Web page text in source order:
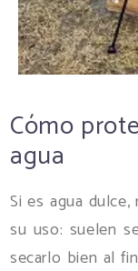
Cómo
agua
Si es agua
su uso: suelen
secarlo bien al